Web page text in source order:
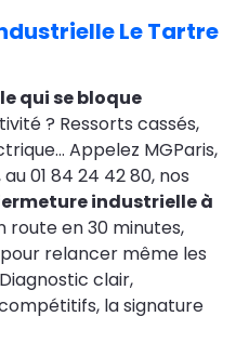
Le Tartre
qui se bloque
? Ressorts cassés,
Appelez MGParis,
01 84 24 42 80, nos
industrielle à
route en 30 minutes,
relancer même les
clair,
la signature